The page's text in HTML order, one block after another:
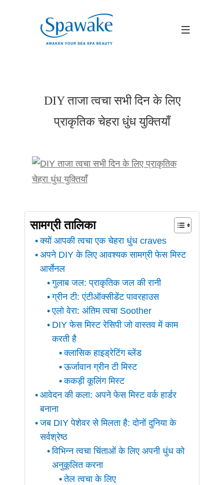
DIY ताजा त्वचा सभी दिन के लिए
प्राकृतिक चेहरा धुंध युक्तियाँ
सामग्री तालिका
क्यों आपकी त्वचा एक चेहरा धुंध craves
अपने DIY के लिए आवश्यक सामग्री फेस मिस्ट
आर्सेनल
गुलाब जल: प्राकृतिक जल की रानी
ग्रीन टी: एंटीऑक्सीडेंट पावरहाउस
एलो वेरा: अंतिम त्वचा Soother
DIY फेस मिस्ट रेसिपी जो वास्तव में काम
करती है
क्लासिक हाइड्रेटिंग ब्लेंड
ऊर्जावान ग्रीन टी मिस्ट
ककड़ी कूलिंग मिस्ट
आवेदन की कला: अपने फेस मिस्ट वर्क हार्डर
बनाना
जब DIY पेशेवर से मिलता है: दोनों दुनिया के
सर्वश्रेष्ठ
विभिन्न त्वचा चिंताओं के लिए अपनी धुंध को
अनुकूलित करना
तेल त्वचा के लिए